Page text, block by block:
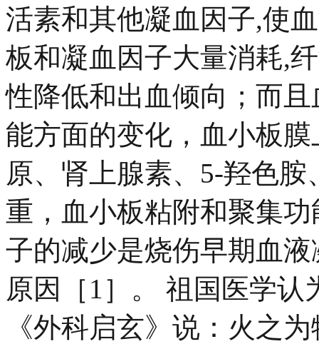
活素和其他凝血因子,使
板和凝血因子大量消耗,
性降低和出血倾向；而
能方面的变化，血小板
原、肾上腺素、5-羟色
重，血小板粘附和聚集
子的减少是烧伤早期血
原因［1］。 祖国医学认
《外科启玄》说：火之